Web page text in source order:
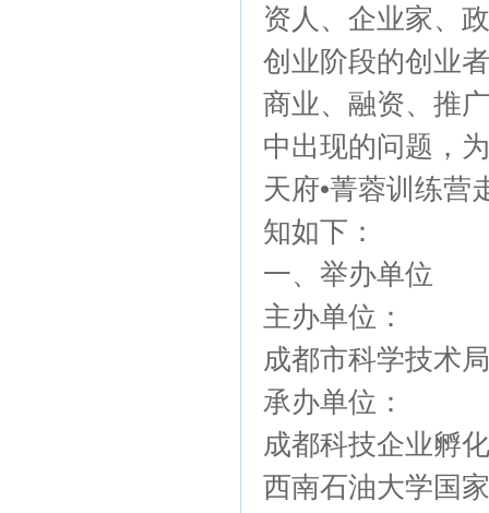
资人、企业家、
创业阶段的创业
商业、融资、推
中出现的问题，
天府•菁蓉训练营
知如下：
一、举办单位
主办单位：
成都市科学技术局
承办单位：
成都科技企业孵
西南石油大学国